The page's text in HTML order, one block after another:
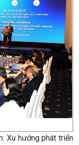
Xu hướng phát triển